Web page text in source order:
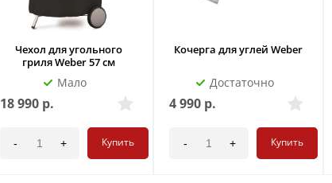
Чехол для угольного
гриля Weber 57 см
Мало
18 990р.
- + Купить
Кочерга для углей Weber
Достаточно
4 990 р.
- + Купить